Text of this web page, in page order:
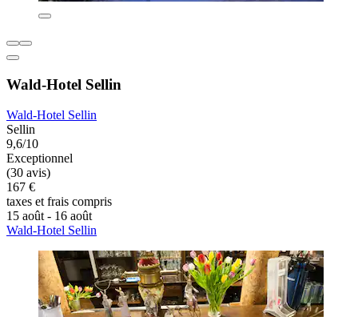
Wald-Hotel Sellin
Wald-Hotel Sellin
Sellin
9,6/10
Exceptionnel
(30 avis)
167 €
taxes et frais compris
15 août - 16 août
Wald-Hotel Sellin